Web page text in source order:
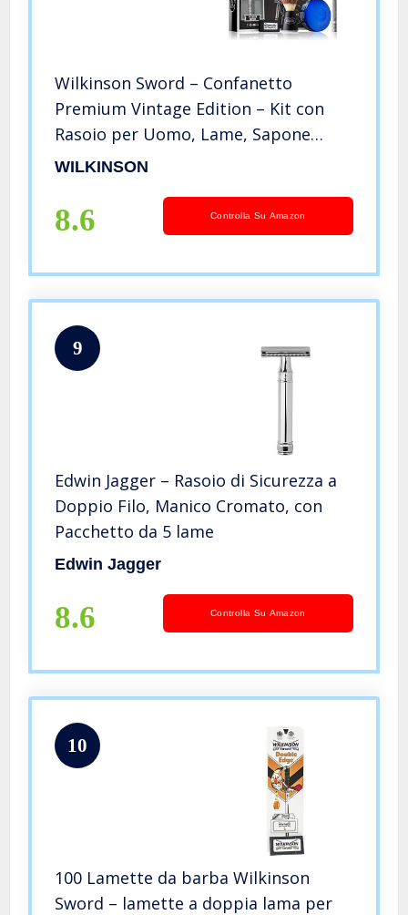
Wilkinson Sword – Confanetto
Premium Vintage Edition – Kit con
Rasoio per Uomo, Lame, Sapone
Schiuma da Barba, Pennello
WILKINSON
8.6 Controlla Su Amazon
9
Edwin Jagger – Rasoio di Sicurezza a
Doppio Filo, Manico Cromato, con
Pacchetto da 5 lame
Edwin Jagger
8.6 Controlla Su Amazon
10
100 Lamette da barba Wilkinson
Sword – lamette a doppia lama per